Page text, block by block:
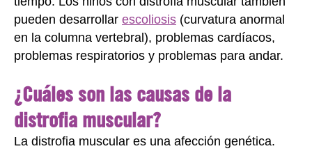
pueden desarrollar escoliosis (curvatura anormal
en la columna vertebral), problemas cardíacos,
problemas respiratorios y problemas para andar.
¿Cuáles son las causas de la
distrofia muscular?
La distrofia muscular es una afección genética.